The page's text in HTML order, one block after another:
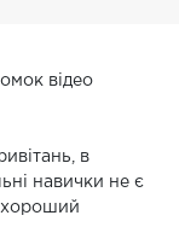
відео
в
навички не є
хороший